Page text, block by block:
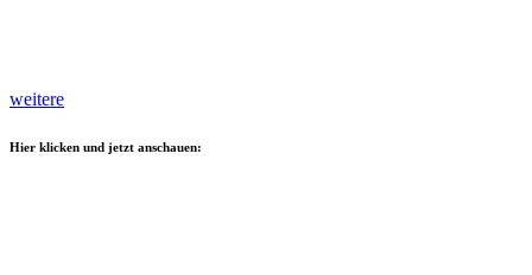
weitere
Hier klicken und jetzt anschauen: